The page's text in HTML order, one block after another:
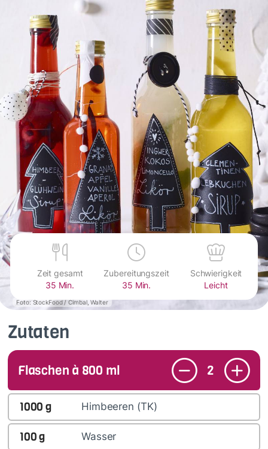
Foto: StockFood / Cimbal, Walter
Zeit gesamt
35 Min.
Zubereitungszeit
35 Min.
Schwierigkeit
Leicht
Zutaten
Flaschen à 800 ml 2
1000 g Himbeeren (TK)
100g Wasser